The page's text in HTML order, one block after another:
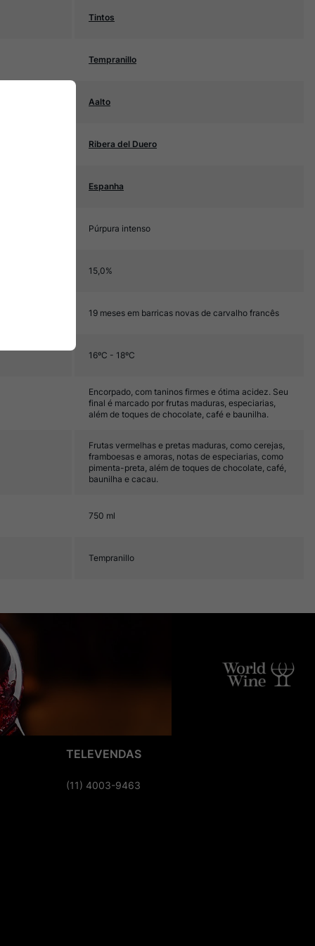
Tintos
Tempranillo
Aalto
Ribera del Duero
Espanha
Púrpura intenso
15,0%
19 meses em barricas novas de carvalho francês
16ºC - 18ºC
Encorpado, com taninos firmes e ótima acidez. Seu
final é marcado por frutas maduras, especiarias,
além de toques de chocolate, café e baunilha.
Frutas vermelhas e pretas maduras, como cerejas,
framboesas e amoras, notas de especiarias, como
pimenta-preta, além de toques de chocolate, café,
baunilha e cacau.
750 ml
Tempranillo
TELEVENDAS
(11) 4003-9463